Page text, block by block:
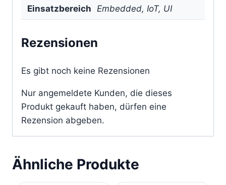
Einsatzbereich Embedded, IoT, UI
Rezensionen
Es gibt noch keine Rezensionen
Nur angemeldete Kunden, die dieses
Produkt gekauft haben, dürfen eine
Rezension abgeben.
Ähnliche Produkte